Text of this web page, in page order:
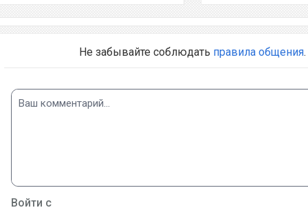
Не забывайте соблюдать правила общения.
Войти с